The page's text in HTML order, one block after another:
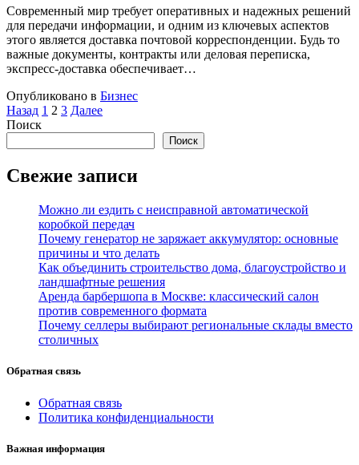
Современный мир требует оперативных и надежных решений
для передачи информации, и одним из ключевых аспектов
этого является доставка почтовой корреспонденции. Будь то
важные документы, контракты или деловая переписка,
экспресс-доставка обеспечивает…
Опубликовано в Бизнес
Пагинация
записей
Назад 1 2 3 Далее
Поиск
Поиск
Свежие записи
Можно ли ездить с неисправной автоматической
коробкой передач
Почему генератор не заряжает аккумулятор: основные
причины и что делать
Как объединить строительство дома, благоустройство и
ландшафтные решения
Аренда барбершопа в Москве: классический салон
против современного формата
Почему селлеры выбирают региональные склады вместо
столичных
Обратная связь
Обратная связь
Политика конфиденциальности
Важная информация